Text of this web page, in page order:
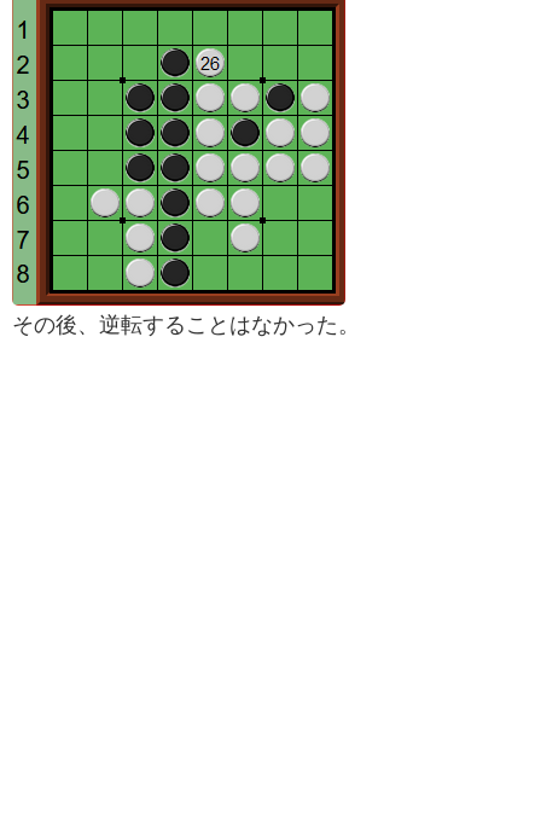
その後、逆転することはなかった。